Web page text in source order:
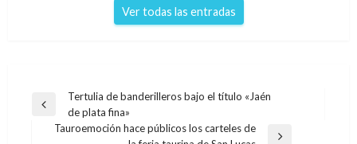
Ver todas las entradas
Navegación
Entrada
anterior
Tertulia de banderilleros bajo el título «Jaén
de plata fina»
Tauroemoción hace públicos los carteles de